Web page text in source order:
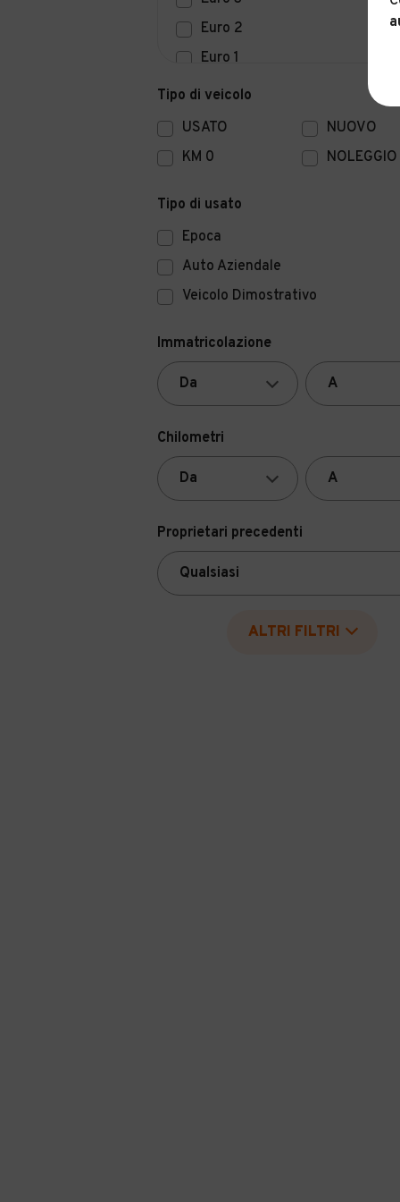
Euro 2
Euro 1
Euro 0
Tipo di veicolo
USATO
NUOVO
KM 0
NOLEGGIO
Tipo di usato
Epoca
Auto Aziendale
Veicolo Dimostrativo
Immatricolazione
Chilometri
Proprietari precedenti
ALTRI FILTRI